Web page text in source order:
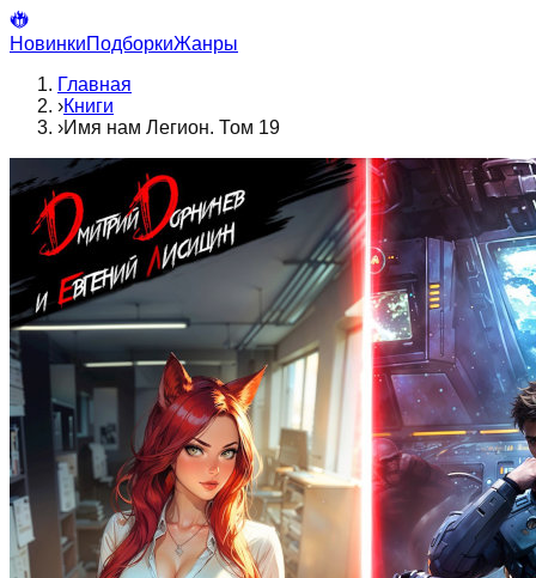
НовинкиПодборкиЖанры
Главная
›Книги
›Имя нам Легион. Том 19